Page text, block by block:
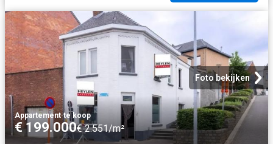
Foto bekijken
Appartement·te koop
€ 199.000€ 2.551/m²